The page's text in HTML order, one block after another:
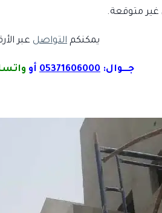
غير متوقعة.
يمكنكم التواصل عبر
جـــوال: 05371606000 أو